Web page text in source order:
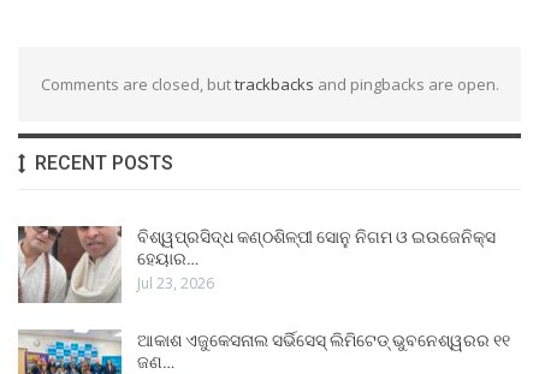
Comments are closed, buttrackbacks and pingbacks are open.
RECENT POSTS
ବିଶ୍ୱପ୍ରସିଦ୍ଧ କଣ୍ଠଶିଳ୍ପୀ ସୋନୁ ନିଗମ ଓ ଇଉଜେନିକ୍ସ
ହେୟାର…
Jul 23, 2026
ଆକାଶ ଏଜୁକେସନାଲ ସର୍ଭିସେସ୍ ଲିମିଟେଡ୍ ଭୁବନେଶ୍ୱରର ୧୧
ଜଣ…